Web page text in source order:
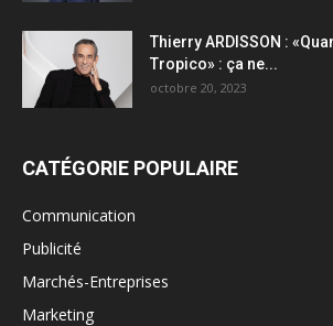
Thierry ARDISSON :
Tropico» : ça ne...
octobre 20, 2023
CATÉGORIE POPULAIRE
Communication
Publicité
Marchés-Entreprises
Marketing